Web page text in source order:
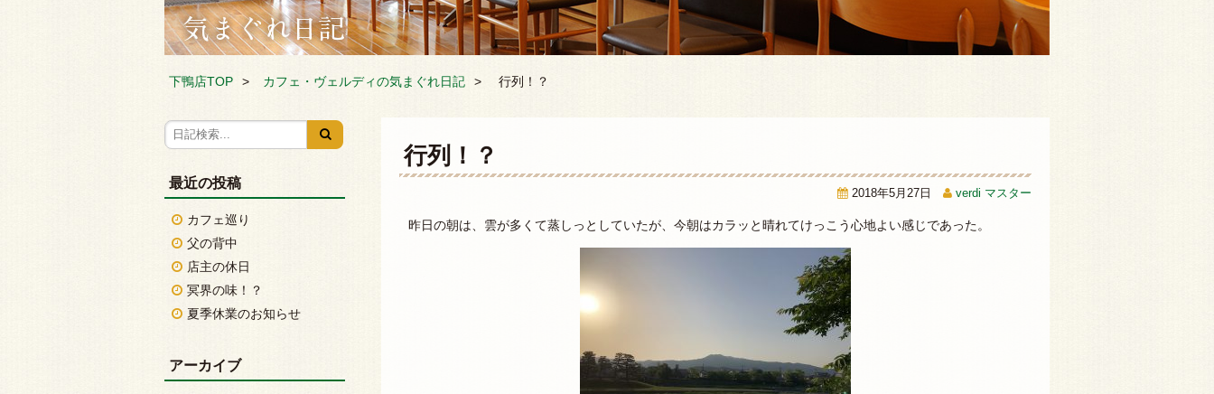
下鴨店TOP カフェ・ヴェルディの気まぐれ日記 行列！？
行列！？
2018年5月27日 verdi マスター
昨日の朝は、雲が多くて蒸しっとしていたが、今朝はカラッと晴れてけっこう心地よい感じであった。
最近の投稿
カフェ巡り
父の背中
店主の休日
冥界の味！？
夏季休業のお知らせ
アーカイブ